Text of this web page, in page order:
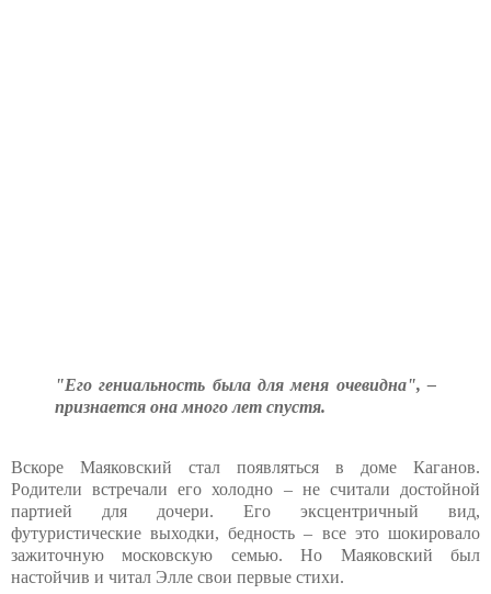
"Его гениальность была для меня очевидна", –
признается она много лет спустя.
Вскоре Маяковский стал появляться в доме Каганов.
Родители встречали его холодно – не считали достойной
партией для дочери. Его эксцентричный вид,
футуристические выходки, бедность – все это шокировало
зажиточную московскую семью. Но Маяковский был
настойчив и читал Элле свои первые стихи.